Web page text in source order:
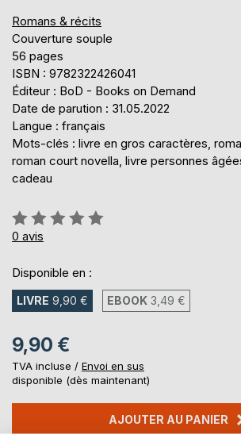
Romans & récits
Couverture souple
56 pages
ISBN : 9782322426041
Éditeur : BoD - Books on Demand
Date de parution : 31.05.2022
Langue : français
Mots-clés : livre en gros caractères,
roman court novella, livre personnes
cadeau
Évaluation:
0%
0 avis
Disponible en :
LIVRE 9,90 € EBOOK 3,49 €
9,90 €
TVA incluse / Envoi en sus
disponible (dès maintenant)
AJOUTER AU PANIER